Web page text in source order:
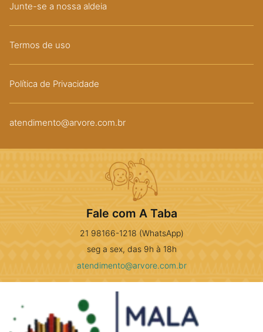
Junte-se a nossa aldeia
Termos de uso
Política de Privacidade
atendimento@arvore.com.br
Fale com A Taba
21 98166-1218 (WhatsApp)
seg a sex, das 9h à 18h
atendimento@arvore.com.br